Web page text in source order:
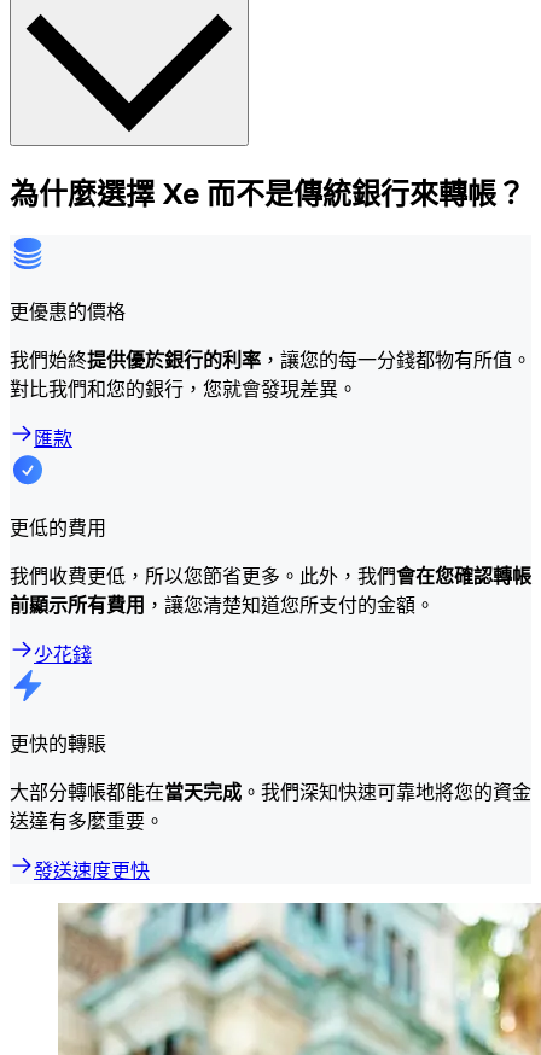
為什麼選擇 Xe 而不是傳統銀行來轉帳？
更優惠的價格
我們始終提供優於銀行的利率 ，讓您的每一分錢都物有所值。
對比我們和您的銀行，您就會發現差異。
匯款
更低的費用
我們收費更低，所以您節省更多。此外，我們會在您確認轉帳
前顯示所有費用 ，讓您清楚知道您所支付的金額。
少花錢
更快的轉賬
大部分轉帳都能在當天完成 。我們深知快速可靠地將您的資金
送達有多麼重要。
發送速度更快